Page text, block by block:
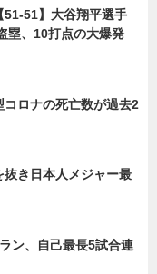
51-51】大谷翔平選手
塁、10打点の大爆発
ロナの死亡数が過去2
抜き日本人メジャー最
ン、自己最長5試合連